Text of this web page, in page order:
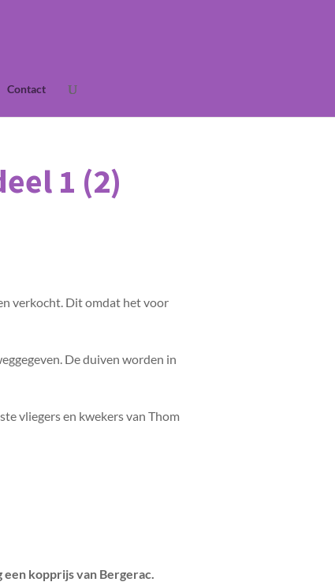
Contact
1 (2)
verkocht. Dit omdat het voor
De duiven worden in
vliegers en kwekers van Thom
een kopprijs van Bergerac.